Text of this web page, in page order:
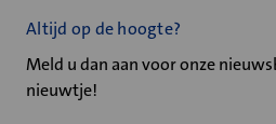
Altijd op de hoogte?
Meld u dan aan voor onze
nieuwtje!